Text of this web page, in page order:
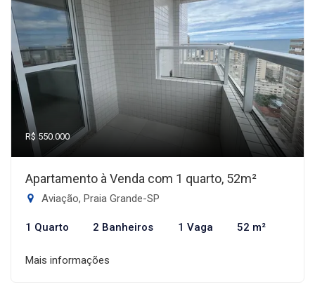
R$ 550.000
Apartamento à Venda com 1 quarto, 52m²
Aviação, Praia Grande-SP
1 Quarto 2 Banheiros 1 Vaga 52 m²
Mais informações